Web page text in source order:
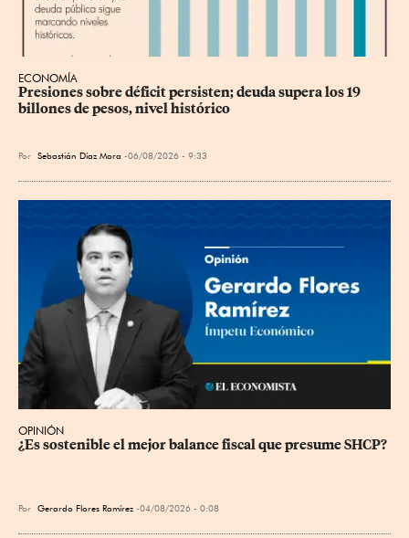
ECONOMÍA
Presiones sobre déficit persisten; deuda supera los 19
billones de pesos, nivel histórico
Por Sebastián Díaz Mora 06/08/2026 - 9:33
OPINIÓN
¿Es sostenible el mejor balance fiscal que presume SHCP?
Por Gerardo Flores Ramírez 04/08/2026 - 0:08